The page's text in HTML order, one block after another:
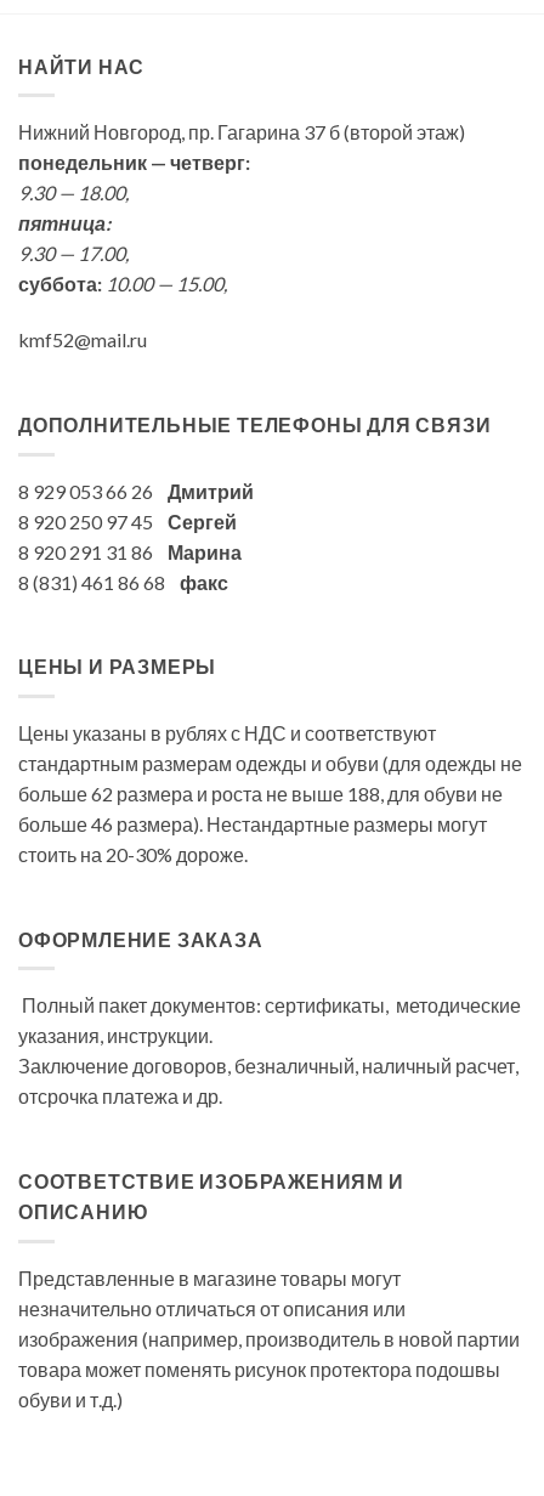
НАЙТИ НАС
Нижний Новгород, пр. Гагарина 37 б (второй этаж)
понедельник — четверг:
9.30 — 18.00,
пятница:
9.30 — 17.00,
суббота: 10.00 — 15.00,
kmf52@mail.ru
ДОПОЛНИТЕЛЬНЫЕ ТЕЛЕФОНЫ ДЛЯ СВЯЗИ
8 929 053 66 26 Дмитрий
8 920 250 97 45 Сергей
8 920 291 31 86 Марина
8 (831) 461 86 68 факс
ЦЕНЫ И РАЗМЕРЫ
Цены указаны в рублях с НДС и соответствуют
стандартным размерам одежды и обуви (для одежды не
больше 62 размера и роста не выше 188, для обуви не
больше 46 размера). Нестандартные размеры могут
стоить на 20-30% дороже.
ОФОРМЛЕНИЕ ЗАКАЗА
Полный пакет документов: сертификаты, методические
указания, инструкции.
Заключение договоров, безналичный, наличный расчет,
отсрочка платежа и др.
СООТВЕТСТВИЕ ИЗОБРАЖЕНИЯМ И
ОПИСАНИЮ
Представленные в магазине товары могут
незначительно отличаться от описания или
изображения (например, производитель в новой партии
товара может поменять рисунок протектора подошвы
обуви и т.д.)